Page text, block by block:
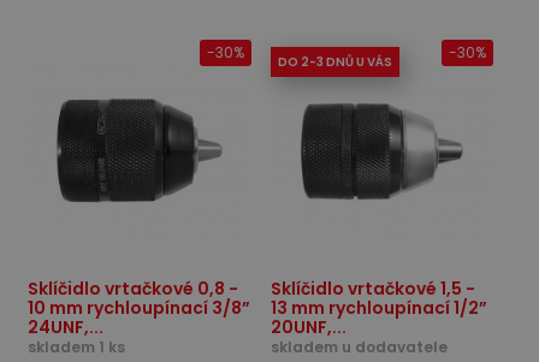
Sklíčidlo vrtačkové 0,8 -
10 mm rychloupínací 3/8”
24UNF,...
skladem 1 ks
-30% DO 2-3 DNŮ U VÁS
Sklíčidlo vrtačkové 1,5 -
13 mm rychloupínací 1/2”
20UNF,...
skladem u dodavatele
-30%